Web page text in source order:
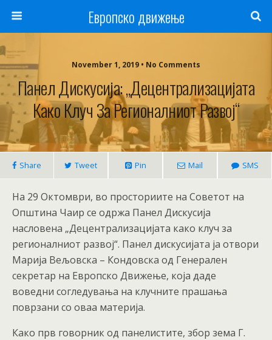
Европско движење
November 1, 2019 • No Comments
Панел Дискусија: „Децентрализацијата
Како Клуч За Регионалниот Развој“
Share Tweet Pin Mail SMS
На 29 Октомври, во просториите на Советот на
Општина Чаир се одржа Панел Дискусија
насловена „Децентрализацијата како клуч за
регионалниот развој“. Панел дискусијата ја отвори
Марија Вељовска – Кондовска од Генерален
секретар на Европско Движење, која даде
воведни согледувања на клучните прашања
поврзани со оваа материја.
Како прв говорник од панелистите, збор зема Г.